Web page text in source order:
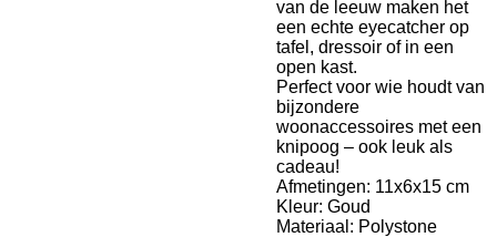
van de leeuw maken het
een echte eyecatcher op
tafel, dressoir of in een
open kast.
Perfect voor wie houdt van
bijzondere
woonaccessoires met een
knipoog – ook leuk als
cadeau!
Afmetingen: 11x6x15 cm
Kleur: Goud
Materiaal: Polystone